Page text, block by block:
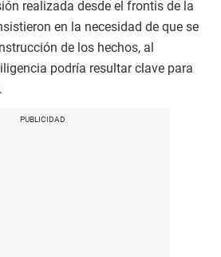
realizada desde el frontis de la
en la necesidad de que se
de los hechos, al
podría resultar clave para